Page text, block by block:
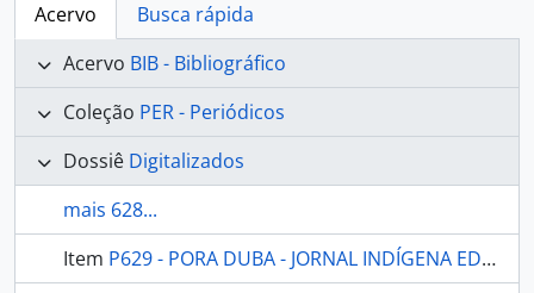
Acervo
Busca rápida
Acervo BIB - Bibliográfico
Coleção PER - Periódicos
Dossiê Digitalizados
mais 628...
Item P629 - PORA DUBA - JORNAL INDÍGENA EDITADO PELA FUNAI - 2001 - Nº10